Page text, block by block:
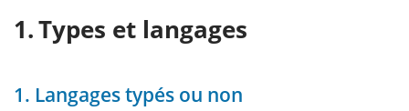
Types et langages
1. Langages typés ou non